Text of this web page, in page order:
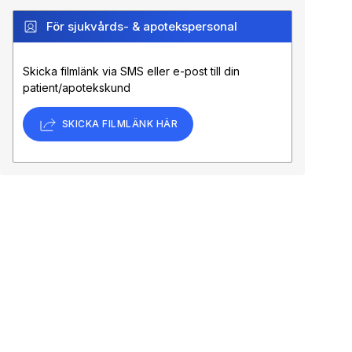
För sjukvårds- & apotekspersonal
Skicka filmlänk via SMS eller e-post till din
patient/apotekskund
SKICKA FILMLÄNK HÄR